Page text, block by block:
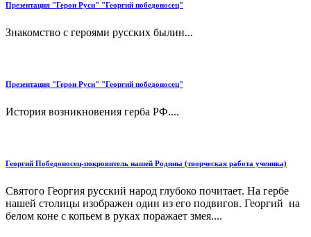
Презентация "Герои Руси" "Георгий победоносец"
Знакомство с героями русских былин...
Презентация "Герои Руси" "Георгий победоносец"
История возникновения герба РФ....
Георгий Победоносец-покровитель нашей Родины (творческая работа ученика)
Святого Георгия русский народ глубоко почитает. На гербе
нашей столицы изображен один из его подвигов. Георгий на
белом коне с копьем в руках поражает змея....